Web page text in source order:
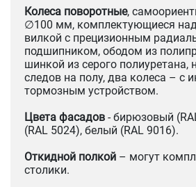
Колеса поворотные,
∅100 мм, комплектующиеся
вилкой с прецизионным
подшипником, ободом из
шинкой из серого полиуретана,
следов на полу, два колеса – с
тормозным устройством.
Цвета фасадов - бирюзовый
(RAL 5024), белый (RAL 9016).
Откидной полкой – могут
столики.